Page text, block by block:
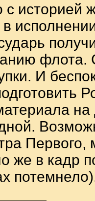
историей
флота.
И
Первого,
же в кадр